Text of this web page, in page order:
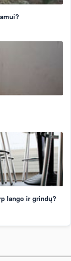
lango ir grindų?